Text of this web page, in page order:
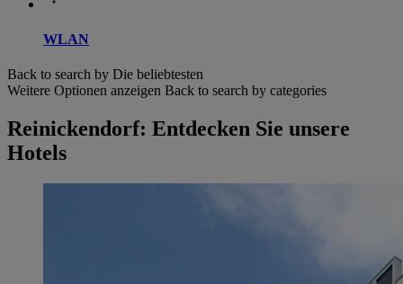
WLAN
Back to search by Die beliebtesten
Weitere Optionen anzeigen Back to search by categories
Reinickendorf: Entdecken Sie unsere
Hotels